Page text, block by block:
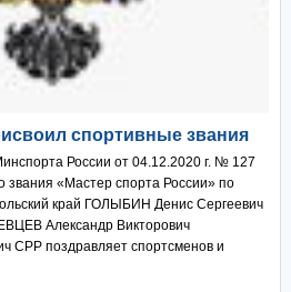
спортивные звания
России от 04.12.2020 г. № 127
звания «Мастер спорта России» по
край ГОЛЫБИН Денис Сергеевич
Александр Викторович
СРР поздравляет спортсменов и